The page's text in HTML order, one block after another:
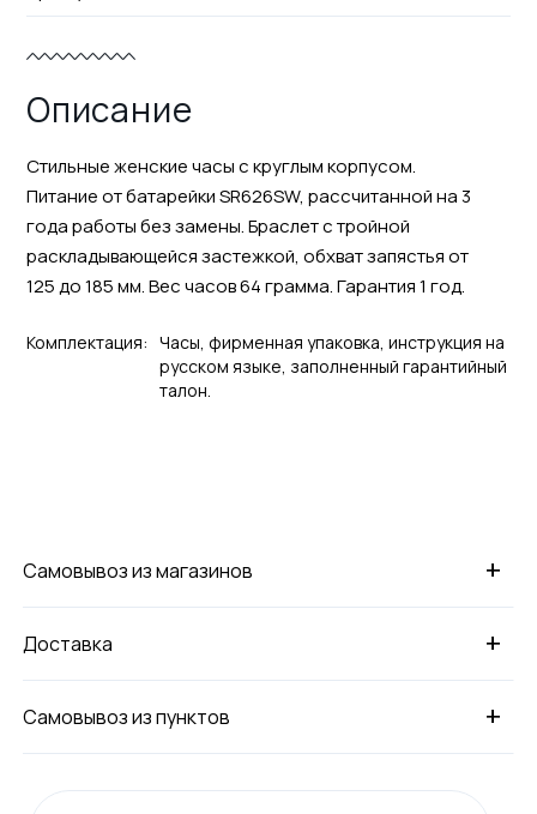
Описание
Стильные женские часы с круглым корпусом.
Питание от батарейки SR626SW, рассчитанной на 3
года работы без замены. Браслет с тройной
раскладывающейся застежкой, обхват запястья от
125 до 185 мм. Вес часов 64 грамма. Гарантия 1 год.
Комплектация: Часы, фирменная упаковка, инструкция на
русском языке, заполненный гарантийный
талон.
+
Самовывоз из магазинов
+
Доставка
+
Самовывоз из пунктов